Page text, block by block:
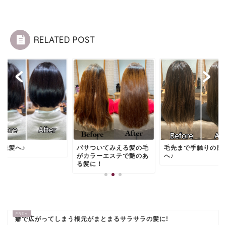
RELATED POST
艶髪へ♪
パサついてみえる髪の毛
がカラーエステで艶のあ
る髪に！
毛先まで手触りの良
へ♪
癖で広がってしまう根元がまとまるサラサラの髪に!